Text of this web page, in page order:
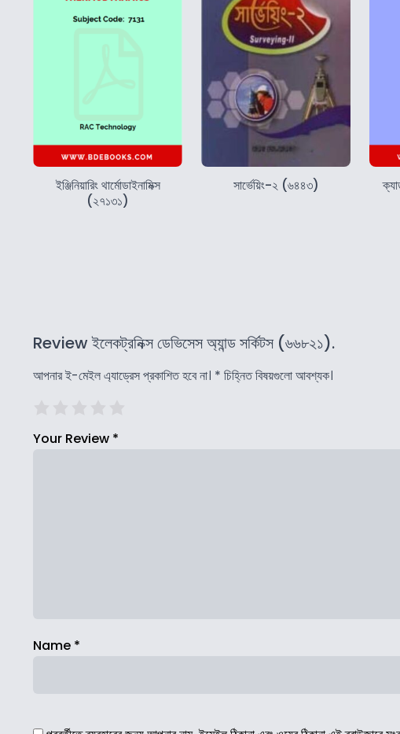
ইঞ্জিনিয়ারিং থার্মোডাইনামিক্স
(২৭১৩১)
সার্ভেয়িং-২ (৬৪৪৩)
Review ইলেকট্রনিক্স ডেভিসেস অ্যান্ড সর্কিটস (৬৬৮২১).
আপনার ই-মেইল এ্যাড্রেস প্রকাশিত হবে না। * চিহ্নিত বিষয়গুলো আবশ্যক।
Your Review *
Name *